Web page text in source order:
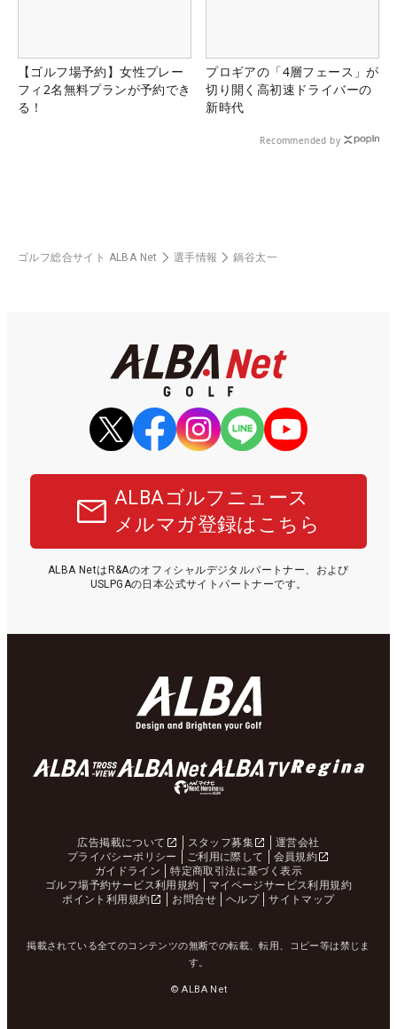
【ゴルフ場予約】女性プレー
フィ2名無料プランが予約でき
る！
プロギアの「4層フェース」が
切り開く高初速ドライバーの
新時代
Recommended by
ゴルフ総合サイト ALBA Net 選手情報 鍋谷太一
ALBAゴルフニュース
メルマガ登録はこちら
ALBA NetはR&Aのオフィシャルデジタルパートナー、および
USLPGAの日本公式サイトパートナーです。
広告掲載について スタッフ募集
運営会社
プライバシーポリシー
ご利用に際して
会員規約
ガイドライン
特定商取引法に基づく表示
ゴルフ場予約サービス利用規約
マイページサービス利用規約
ポイント利用規約
お問合せ ヘルプ サイトマップ
掲載されている全てのコンテンツの無断での転載、転用、コピー等は禁じま
す。
© ALBA Net